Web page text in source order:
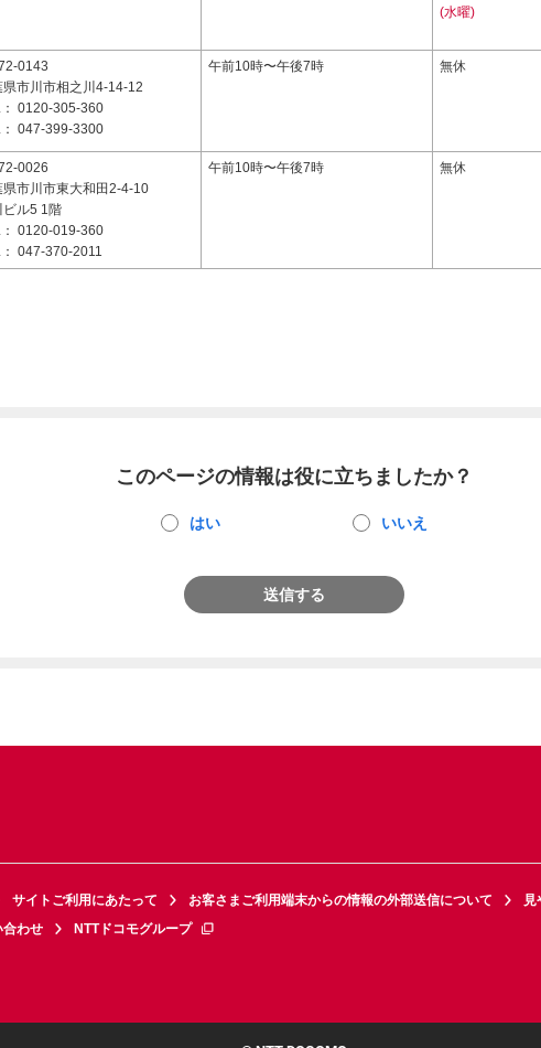
(水曜)
0143
県市川市相之川4-14-12
0120-305-360
047-399-3300
午前10時〜午後7時 無休
0026
県市川市東大和田2-4-10
ビル5 1階
0120-019-360
047-370-2011
午前10時〜午後7時 無休
このページの情報は役に立ちましたか？
はい いいえ
送信する
サイトご利用にあたって お客さまご利用端末からの情報の外部送信について
見
合わせ NTTドコモグループ